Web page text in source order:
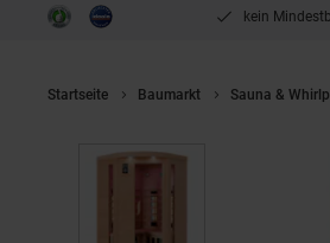
kein
Startseite Baumarkt Sauna &